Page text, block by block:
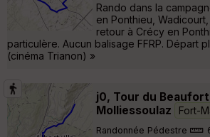
Rando dans la
en Ponthieu,
retour à Crécy en
particulère. Aucun balisage FFRP. Départ
(cinéma Trianon) »
j0, Tour du
Molliessoulaz
Fort-
Randonnée Pédestre